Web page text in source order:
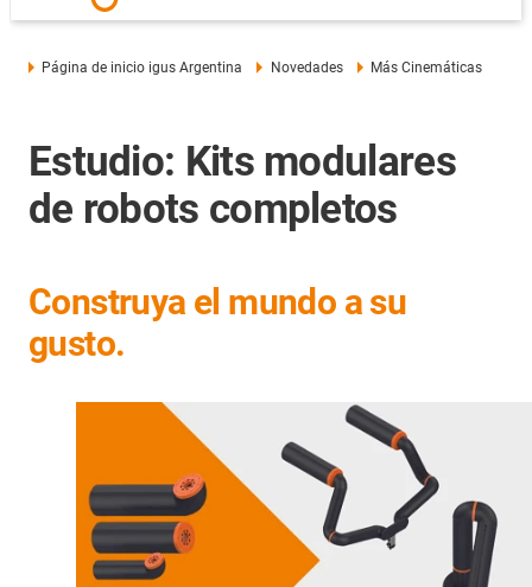
Página de inicio igus Argentina Novedades Más Cinemáticas
Estudio: Kits modulares
de robots completos
Construya el mundo a su
gusto.